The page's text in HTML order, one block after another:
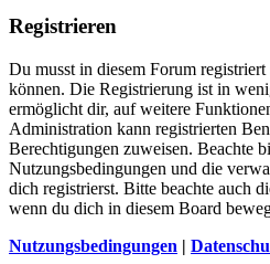
Registrieren
Du musst in diesem Forum
können. Die Registrierung ist in
ermöglicht dir, auf weitere
Administration kann registrierten
Berechtigungen zuweisen. Beachte
Nutzungsbedingungen und die
dich registrierst. Bitte beachte auch
wenn du dich in diesem Board
Nutzungsbedingungen |